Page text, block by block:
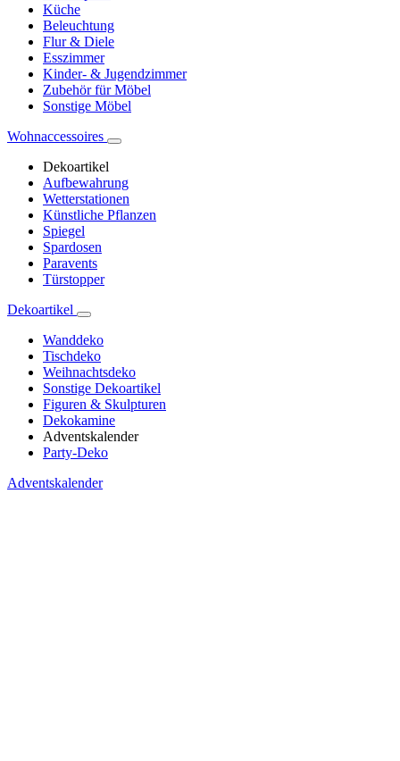
Küche
Beleuchtung
Flur & Diele
Esszimmer
Kinder- & Jugendzimmer
Zubehör für Möbel
Sonstige Möbel
Wohnaccessoires
Dekoartikel
Aufbewahrung
Wetterstationen
Künstliche Pflanzen
Spiegel
Spardosen
Paravents
Türstopper
Dekoartikel
Wanddeko
Tischdeko
Weihnachtsdeko
Sonstige Dekoartikel
Figuren & Skulpturen
Dekokamine
Adventskalender
Party-Deko
Adventskalender